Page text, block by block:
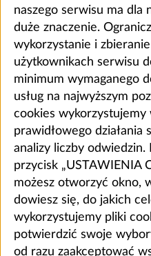
naszego serwisu ma dla
duże znaczenie.
wykorzystanie i
użytkownikach serwisu
minimum wymaganego
usług na najwyższym
cookies wykorzystujemy
prawidłowego działania
analizy liczby odwiedzin.
przycisk „USTAWIENIA
możesz otworzyć okno,
dowiesz się, do jakich
wykorzystujemy pliki
potwierdzić swoje
od razu zaakceptować